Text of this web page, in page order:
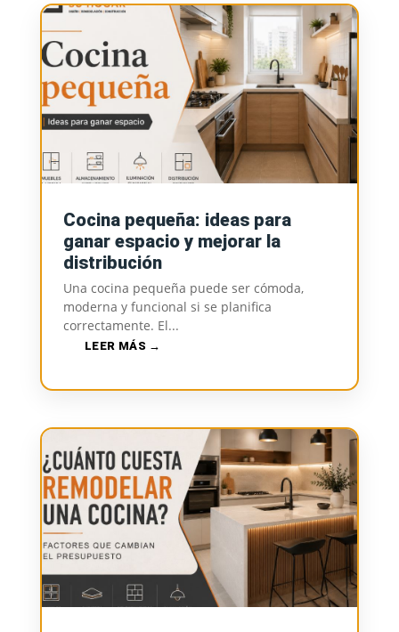
Cocina pequeña: ideas para
ganar espacio y mejorar la
distribución
Una cocina pequeña puede ser cómoda,
moderna y funcional si se planifica
correctamente. El...
LEER MÁS